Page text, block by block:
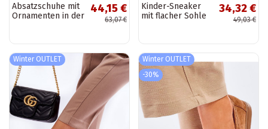
Absatzschuhe mit
Ornamenten in der
44,15 €
63,07 €
Kinder-Sneaker
mit flacher Sohle
34,32 €
49,03 €
Winter OUTLET
Winter OUTLET
-30%